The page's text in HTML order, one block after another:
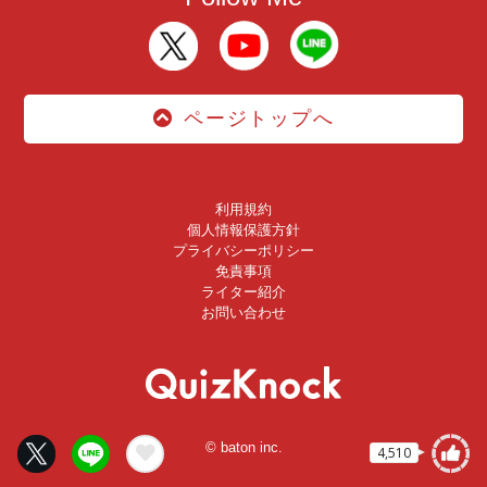
4,510
ページトップへ
利用規約
個人情報保護方針
プライバシーポリシー
免責事項
ライター紹介
お問い合わせ
© baton inc.